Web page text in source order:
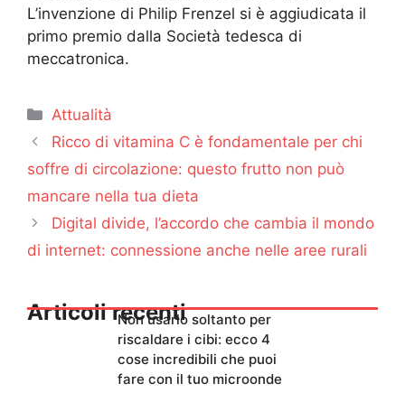
L’invenzione di Philip Frenzel si è aggiudicata il
primo premio dalla Società tedesca di
meccatronica.
Categorie
Attualità
Ricco di vitamina C è fondamentale per chi
soffre di circolazione: questo frutto non può
mancare nella tua dieta
Digital divide, l’accordo che cambia il mondo
di internet: connessione anche nelle aree rurali
Articoli recentiNon usarlo soltanto per
riscaldare i cibi: ecco 4
cose incredibili che puoi
fare con il tuo microonde